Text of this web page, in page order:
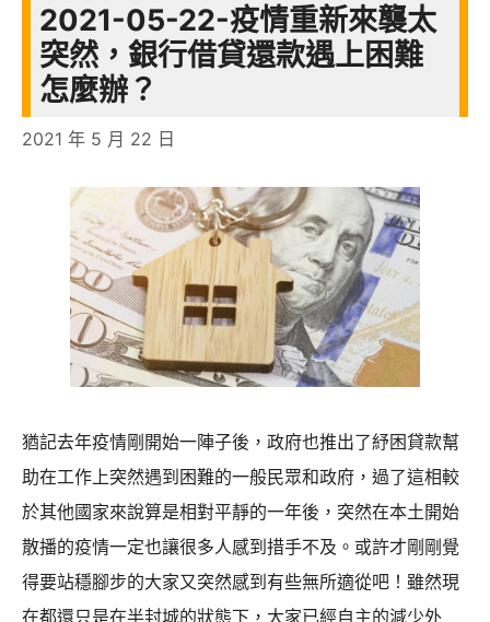
買
央
北
劃
區
車
位！
2021-05-22-疫情重新來襲太
突然，銀行借貸還款遇上困難
怎麼辦？
2021 年 5 月 22 日
猶記去年疫情剛開始一陣子後，政府也推出了紓困貸款幫
助在工作上突然遇到困難的一般民眾和政府，過了這相較
於其他國家來說算是相對平靜的一年後，突然在本土開始
散播的疫情一定也讓很多人感到措手不及。或許才剛剛覺
得要站穩腳步的大家又突然感到有些無所適從吧！雖然現
在都還只是在半封城的狀態下，大家已經自主的減少外